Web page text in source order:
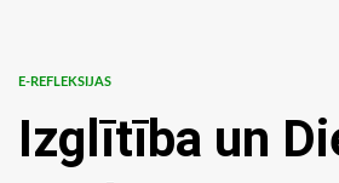
E-REFLEKSIJAS
Izglītība un